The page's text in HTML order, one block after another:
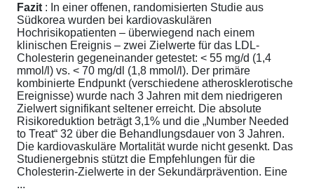
Fazit : In einer offenen, randomisierten Studie aus
Südkorea wurden bei kardiovaskulären
Hochrisikopatienten – überwiegend nach einem
klinischen Ereignis – zwei Zielwerte für das LDL-
Cholesterin gegeneinander getestet: < 55 mg/d (1,4
mmol/l) vs. < 70 mg/dl (1,8 mmol/l). Der primäre
kombinierte Endpunkt (verschiedene atherosklerotische
Ereignisse) wurde nach 3 Jahren mit dem niedrigeren
Zielwert signifikant seltener erreicht. Die absolute
Risikoreduktion beträgt 3,1% und die „Number Needed
to Treat“ 32 über die Behandlungsdauer von 3 Jahren.
Die kardiovaskuläre Mortalität wurde nicht gesenkt. Das
Studienergebnis stützt die Empfehlungen für die
Cholesterin-Zielwerte in der Sekundärprävention. Eine
...